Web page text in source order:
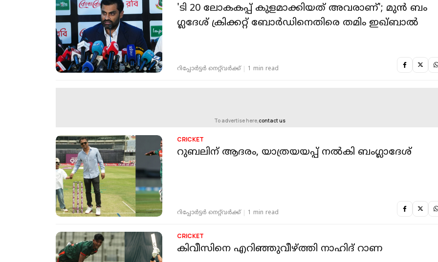
'ടി 20 ലോകകപ്പ് കുളമാക്കിയത് അവരാണ്'; മുൻ ബം​
ഗ്ലദേ​ശ് ക്രിക്കറ്റ് ബോർഡിനെതിരെ തമിം ഇഖ്ബാൽ
റിപ്പോർട്ടർ നെറ്റ്‌വര്‍ക്ക്‌ 1 min read
To advertise here,contact us
CRICKET
റുബലിന് ആദരം, യാത്രയയപ്പ് നല്‍കി ബംഗ്ലാദേശ്
റിപ്പോർട്ടർ നെറ്റ്‌വര്‍ക്ക്‌ 1 min read
CRICKET
കിവീസിനെ എറിഞ്ഞുവീഴ്ത്തി നാഹിദ് റാണ